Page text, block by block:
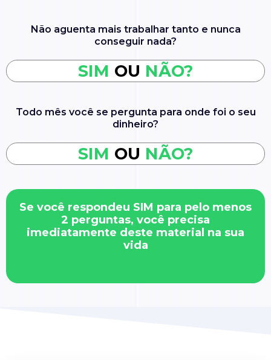
Não aguenta mais trabalhar tanto e nunca
conseguir nada?
SIM OU NÃO?
Todo mês você se pergunta para onde foi o seu
dinheiro?
SIM OU NÃO?
Se você respondeu SIM para pelo menos
2 perguntas, você precisa
imediatamente deste material na sua
vida